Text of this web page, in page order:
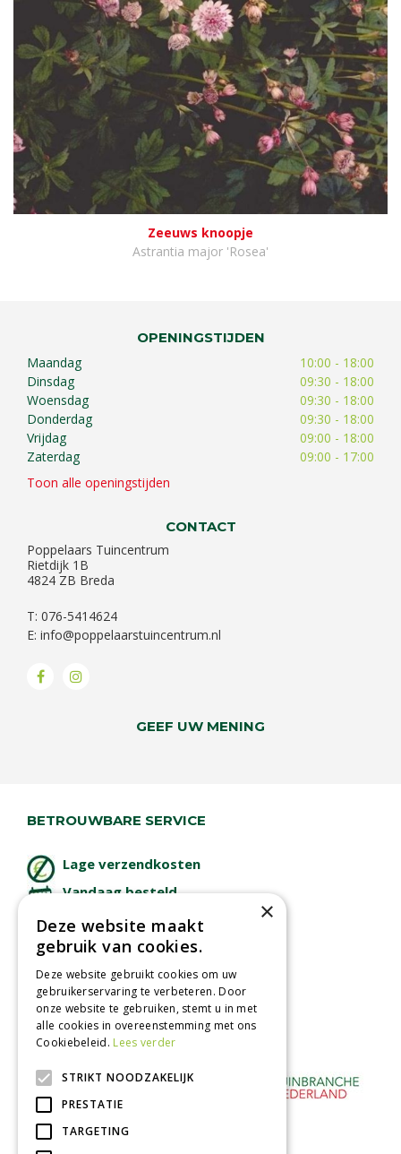
Zeeuws knoopje
Astrantia major 'Rosea'
OPENINGSTIJDEN
Maandag
10:00 - 18:00
Dinsdag
09:30 - 18:00
Woensdag
09:30 - 18:00
Donderdag
09:30 - 18:00
Vrijdag
09:00 - 18:00
Zaterdag
09:00 - 17:00
Toon alle openingstijden
CONTACT
Poppelaars Tuincentrum
Rietdijk 1B
4824 ZB Breda
T: 076-5414624
E: info@poppelaarstuincentrum.nl
GEEF UW MENING
BETROUWBARE SERVICE
Lage verzendkosten
Vandaag besteld
Afhalen in tuincentrum
Betaal veilig
met iDeal - Wero
×
Deze website maakt
gebruik van cookies.
Deze website gebruikt cookies om uw
gebruikerservaring te verbeteren. Door
onze website te gebruiken, stemt u in met
alle cookies in overeenstemming met ons
Cookiebeleid. Lees verder
STRIKT NOODZAKELIJK
PRESTATIE
TARGETING